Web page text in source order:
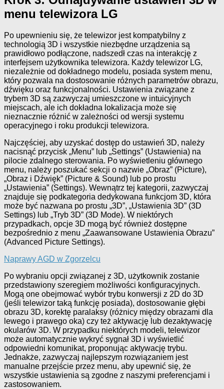
menu telewizora LG
Po upewnieniu się, że telewizor jest kompatybilny z
technologią 3D i wszystkie niezbędne urządzenia są
prawidłowo podłączone, nadszedł czas na interakcję z
interfejsem użytkownika telewizora. Każdy telewizor LG,
niezależnie od dokładnego modelu, posiada system menu,
który pozwala na dostosowanie różnych parametrów obrazu,
dźwięku oraz funkcjonalności. Ustawienia związane z
trybem 3D są zazwyczaj umieszczone w intuicyjnych
miejscach, ale ich dokładna lokalizacja może się
nieznacznie różnić w zależności od wersji systemu
operacyjnego i roku produkcji telewizora.
Najczęściej, aby uzyskać dostęp do ustawień 3D, należy
nacisnąć przycisk „Menu” lub „Settings” (Ustawienia) na
pilocie zdalnego sterowania. Po wyświetleniu głównego
menu, należy poszukać sekcji o nazwie „Obraz” (Picture),
„Obraz i Dźwięk” (Picture & Sound) lub po prostu
„Ustawienia” (Settings). Wewnątrz tej kategorii, zazwyczaj
znajduje się podkategoria dedykowana funkcjom 3D, która
może być nazwana po prostu „3D”, „Ustawienia 3D” (3D
Settings) lub „Tryb 3D” (3D Mode). W niektórych
przypadkach, opcje 3D mogą być również dostępne
bezpośrednio z menu „Zaawansowane Ustawienia Obrazu”
(Advanced Picture Settings).
Naprawy AGD w Zgorzelcu
Po wybraniu opcji związanej z 3D, użytkownik zostanie
przedstawiony szeregiem możliwości konfiguracyjnych.
Mogą one obejmować wybór trybu konwersji z 2D do 3D
(jeśli telewizor taką funkcję posiada), dostosowanie głębi
obrazu 3D, korektę paralaksy (różnicy między obrazami dla
lewego i prawego oka) czy też aktywację lub dezaktywację
okularów 3D. W przypadku niektórych modeli, telewizor
może automatycznie wykryć sygnał 3D i wyświetlić
odpowiedni komunikat, proponując aktywację trybu.
Jednakże, zazwyczaj najlepszym rozwiązaniem jest
manualne przejście przez menu, aby upewnić się, że
wszystkie ustawienia są zgodne z naszymi preferencjami i
zastosowaniem.